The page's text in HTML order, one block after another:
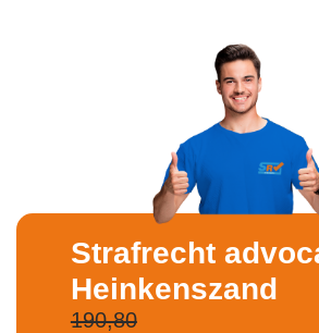
Strafrecht
Heinkenszand
190,80